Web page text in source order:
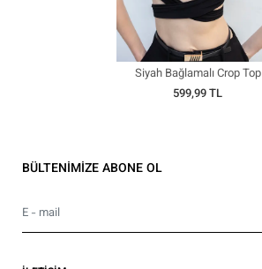
Siyah Bağlamalı Crop Top
599,99 TL
BÜLTENİMİZE ABONE OL